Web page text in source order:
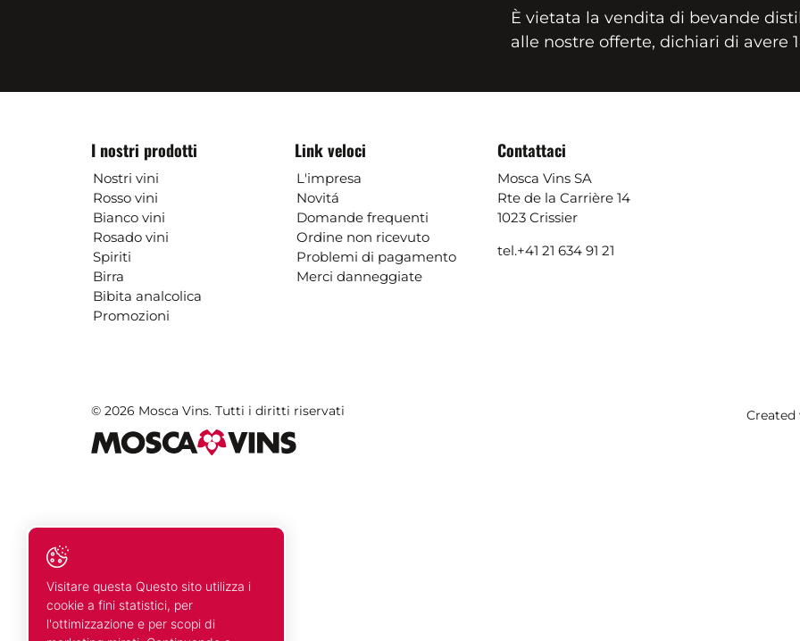
È vietata la vendita di bevande
alle nostre offerte, dichiari di avere
I nostri prodotti
Nostri vini
Rosso vini
Bianco vini
Rosado vini
Spiriti
Birra
Bibita analcolica
Promozioni
Link veloci
L'impresa
Novitá
Domande frequenti
Ordine non ricevuto
Problemi di pagamento
Merci danneggiate
Contattaci
Mosca Vins SA
Rte de la Carrière 14
1023 Crissier
tel.+41 21 634 91 21
© 2026 Mosca Vins. Tutti i diritti riservati
Visitare questa Questo sito utilizza i
cookie a fini statistici, per
l'ottimizzazione e per scopi di